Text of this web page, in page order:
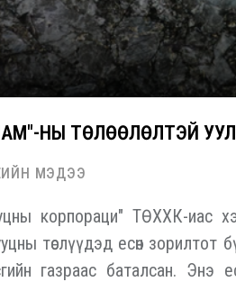
ЯАМ"-НЫ ТӨЛӨӨЛӨЛТЭЙ
МЭДЭЭ
корпораци" ТӨХХК-иас
төслүүдэд есөн зорилтот
газраас баталсан. Энэ